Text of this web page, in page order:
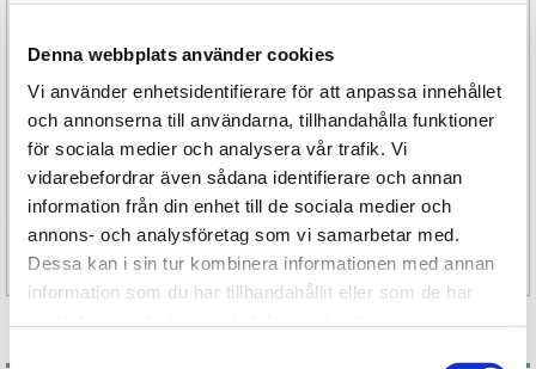
Denna webbplats använder cookies
Vi använder enhetsidentifierare för att anpassa innehållet
och annonserna till användarna, tillhandahålla funktioner
för sociala medier och analysera vår trafik. Vi
vidarebefordrar även sådana identifierare och annan
information från din enhet till de sociala medier och
annons- och analysföretag som vi samarbetar med.
Dessa kan i sin tur kombinera informationen med annan
information som du har tillhandahållit eller som de har
den intima upplevelsen tas till en ny nivå.
Finns i två storlekar: 30 ml och 120 ml.
Säker för användning med kondomer och
intimprodukter.
Specifikation